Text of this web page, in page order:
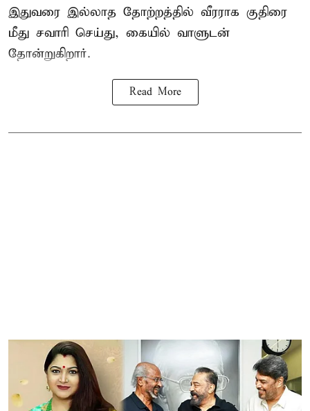
இதுவரை இல்லாத தோற்றத்தில் வீரராக குதிரை
மீது சவாரி செய்து, கையில் வாளுடன்
தோன்றுகிறார்.
Read More